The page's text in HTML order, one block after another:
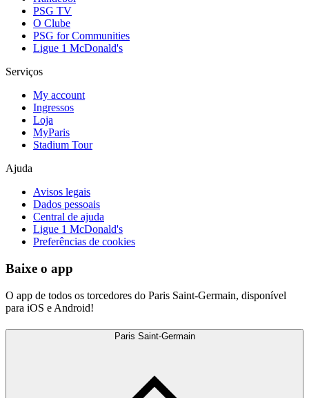
PSG TV
O Clube
PSG for Communities
Ligue 1 McDonald's
Serviços
My account
Ingressos
Loja
MyParis
Stadium Tour
Ajuda
Avisos legais
Dados pessoais
Central de ajuda
Ligue 1 McDonald's
Preferências de cookies
Baixe o app
O app de todos os torcedores do Paris Saint-Germain, disponível
para iOS e Android!
Paris Saint-Germain